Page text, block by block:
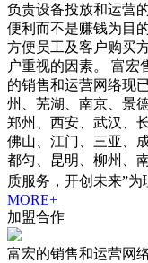
负责设备投放和运营
便利而不是赚钱为目
方便员工及客户购买
户重视的因素。 富
的销售和运营网络现
州、芜湖、南京、景
郑州、西安、武汉、
佛山、江门、三亚、
都匀、昆明、柳州、
质服务，开创未来”
MORE+
加盟合作
富宏的销售和运营网